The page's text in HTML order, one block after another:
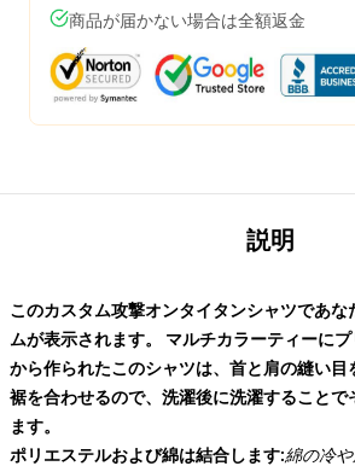
商品が届かない場合は全額返金
説明
このカスタム攻撃オンタイタンシャツであ
ムが表示されます。 マルチカラーティーに
から作られたこのシャツは、首と肩の縫い目
裾を合わせるので、洗濯後に洗濯することで
ます。
ポリエステルおよび綿は結合します:綿の冷